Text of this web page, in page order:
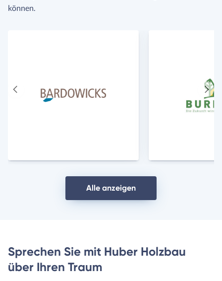
können.
Vorheriger
Alle anzeigen
Sprechen Sie mit Huber Holzbau
über Ihren Traum